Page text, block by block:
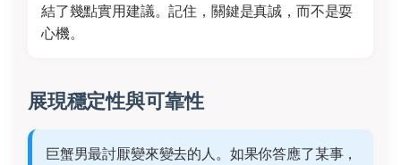
結了幾點實用建議。記住，關鍵是真誠，而不是耍
心機。
展現穩定性與可靠性
巨蟹男最討厭變來變去的人。如果你答應了某事，